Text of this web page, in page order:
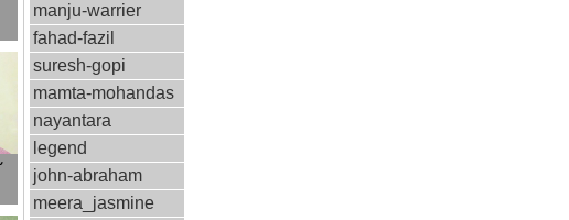
manju-warrier
fahad-fazil
suresh-gopi
mamta-mohandas
nayantara
legend
john-abraham
meera_jasmine